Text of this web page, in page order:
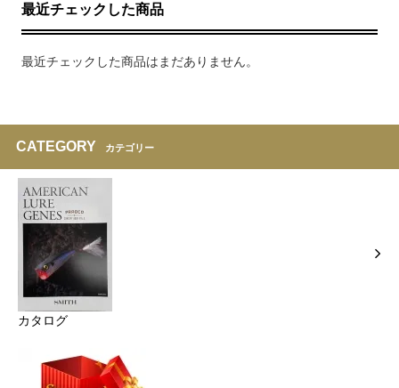
最近チェックした商品
最近チェックした商品はまだありません。
CATEGORY カテゴリー
カタログ